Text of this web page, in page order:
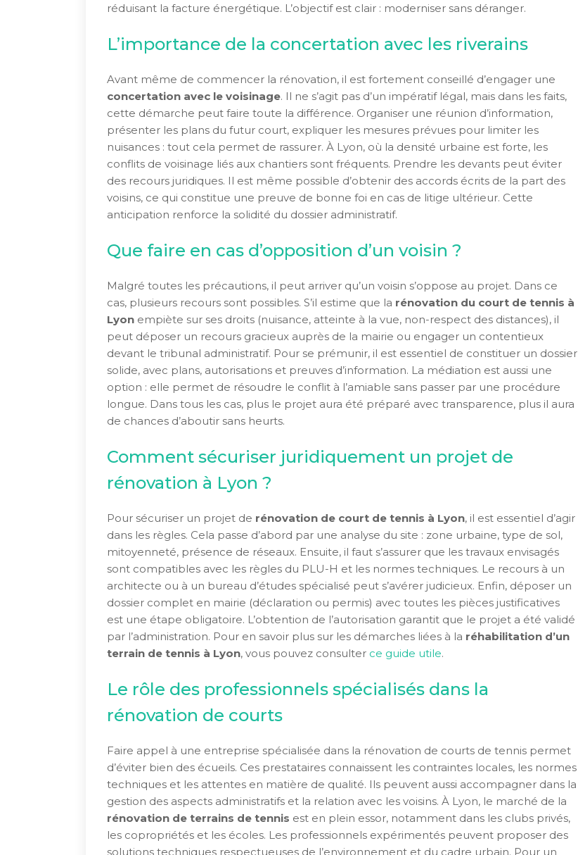
réduisant la facture énergétique. L’objectif est clair : moderniser sans déranger.
L’importance de la concertation avec les riverains
Avant même de commencer la rénovation, il est fortement conseillé d’engager une
concertation avec le voisinage. Il ne s’agit pas d’un impératif légal, mais dans les faits,
cette démarche peut faire toute la différence. Organiser une réunion d’information,
présenter les plans du futur court, expliquer les mesures prévues pour limiter les
nuisances : tout cela permet de rassurer. À Lyon, où la densité urbaine est forte, les
conflits de voisinage liés aux chantiers sont fréquents. Prendre les devants peut éviter
des recours juridiques. Il est même possible d’obtenir des accords écrits de la part des
voisins, ce qui constitue une preuve de bonne foi en cas de litige ultérieur. Cette
anticipation renforce la solidité du dossier administratif.
Que faire en cas d’opposition d’un voisin ?
Malgré toutes les précautions, il peut arriver qu’un voisin s’oppose au projet. Dans ce
cas, plusieurs recours sont possibles. S’il estime que la rénovation du court de tennis à
Lyon empiète sur ses droits (nuisance, atteinte à la vue, non-respect des distances), il
peut déposer un recours gracieux auprès de la mairie ou engager un contentieux
devant le tribunal administratif. Pour se prémunir, il est essentiel de constituer un dossier
solide, avec plans, autorisations et preuves d’information. La médiation est aussi une
option : elle permet de résoudre le conflit à l’amiable sans passer par une procédure
longue. Dans tous les cas, plus le projet aura été préparé avec transparence, plus il aura
de chances d’aboutir sans heurts.
Comment sécuriser juridiquement un projet de
rénovation à Lyon ?
Pour sécuriser un projet de rénovation de court de tennis à Lyon, il est essentiel d’agir
dans les règles. Cela passe d’abord par une analyse du site : zone urbaine, type de sol,
mitoyenneté, présence de réseaux. Ensuite, il faut s’assurer que les travaux envisagés
sont compatibles avec les règles du PLU-H et les normes techniques. Le recours à un
architecte ou à un bureau d’études spécialisé peut s’avérer judicieux. Enfin, déposer un
dossier complet en mairie (déclaration ou permis) avec toutes les pièces justificatives
est une étape obligatoire. L’obtention de l’autorisation garantit que le projet a été validé
par l’administration. Pour en savoir plus sur les démarches liées à la réhabilitation d’un
terrain de tennis à Lyon, vous pouvez consulter ce guide utile.
Le rôle des professionnels spécialisés dans la
rénovation de courts
Faire appel à une entreprise spécialisée dans la rénovation de courts de tennis permet
d’éviter bien des écueils. Ces prestataires connaissent les contraintes locales, les normes
techniques et les attentes en matière de qualité. Ils peuvent aussi accompagner dans la
gestion des aspects administratifs et la relation avec les voisins. À Lyon, le marché de la
rénovation de terrains de tennis est en plein essor, notamment dans les clubs privés,
les copropriétés et les écoles. Les professionnels expérimentés peuvent proposer des
solutions techniques respectueuses de l’environnement et du cadre urbain. Pour un